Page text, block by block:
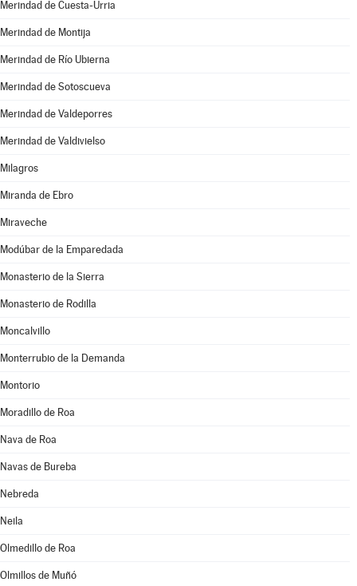
Merindad de Cuesta-Urria
Merindad de Montija
Merindad de Río Ubierna
Merindad de Sotoscueva
Merindad de Valdeporres
Merindad de Valdivielso
Milagros
Miranda de Ebro
Miraveche
Modúbar de la Emparedada
Monasterio de la Sierra
Monasterio de Rodilla
Moncalvillo
Monterrubio de la Demanda
Montorio
Moradillo de Roa
Nava de Roa
Navas de Bureba
Nebreda
Neila
Olmedillo de Roa
Olmillos de Muñó